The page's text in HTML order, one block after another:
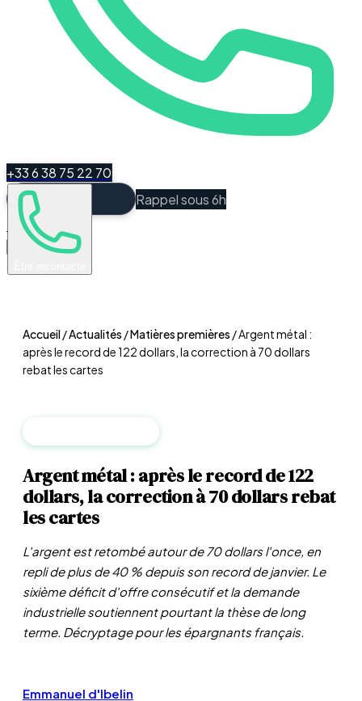
+33 6 38 75 22 70
Rappel sous 6h
Espace Client
Accueil/Actualités /Matières premières /Argent métal :
après le record de 122 dollars, la correction à 70 dollars
rebat les cartes
Argent métal : après le record de 122
dollars, la correction à 70 dollars rebat
les cartes
L'argent est retombé autour de 70 dollars l'once, en
repli de plus de 40 % depuis son record de janvier. Le
sixième déficit d'offre consécutif et la demande
industrielle soutiennent pourtant la thèse de long
terme. Décryptage pour les épargnants français.
Emmanuel d'Ibelin